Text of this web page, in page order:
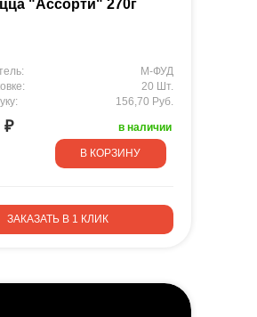
"Ассорти" 270г
М-ФУД
20 Шт.
156,70 Руб.
₽ в наличии
В КОРЗИНУ
ЗАКАЗАТЬ В 1 КЛИК